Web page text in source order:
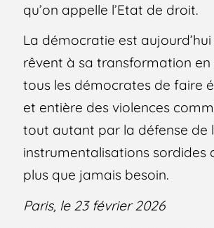
qu’on appelle l’Etat de droit.
La démocratie est
rêvent à sa transformation
tous les démocrates de faire
et entière des violences
tout autant par la défense de
instrumentalisations
plus que jamais besoin.
Paris, le 23 février 2026